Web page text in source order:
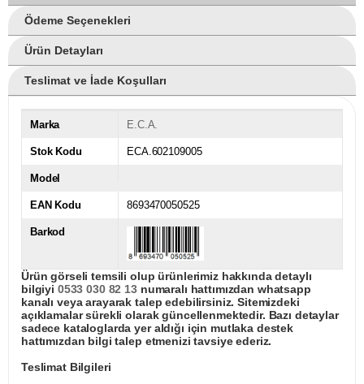
Ödeme Seçenekleri
Ürün Detayları
Teslimat ve İade Koşulları
Marka E.C.A.
Stok Kodu ECA.602109005
Model
EAN Kodu 8693470050525
Barkod
Ürün görseli temsili olup ürünlerimiz hakkında detaylı
bilgiyi 0533 030 82 13numaralı hattımızdan whatsapp
kanalı veya arayarak talep edebilirsiniz. Sitemizdeki
açıklamalar sürekli olarak güncellenmektedir. Bazı detaylar
sadece kataloglarda yer aldığı için mutlaka destek
hattımızdan bilgi talep etmenizi tavsiye ederiz.
Teslimat Bilgileri